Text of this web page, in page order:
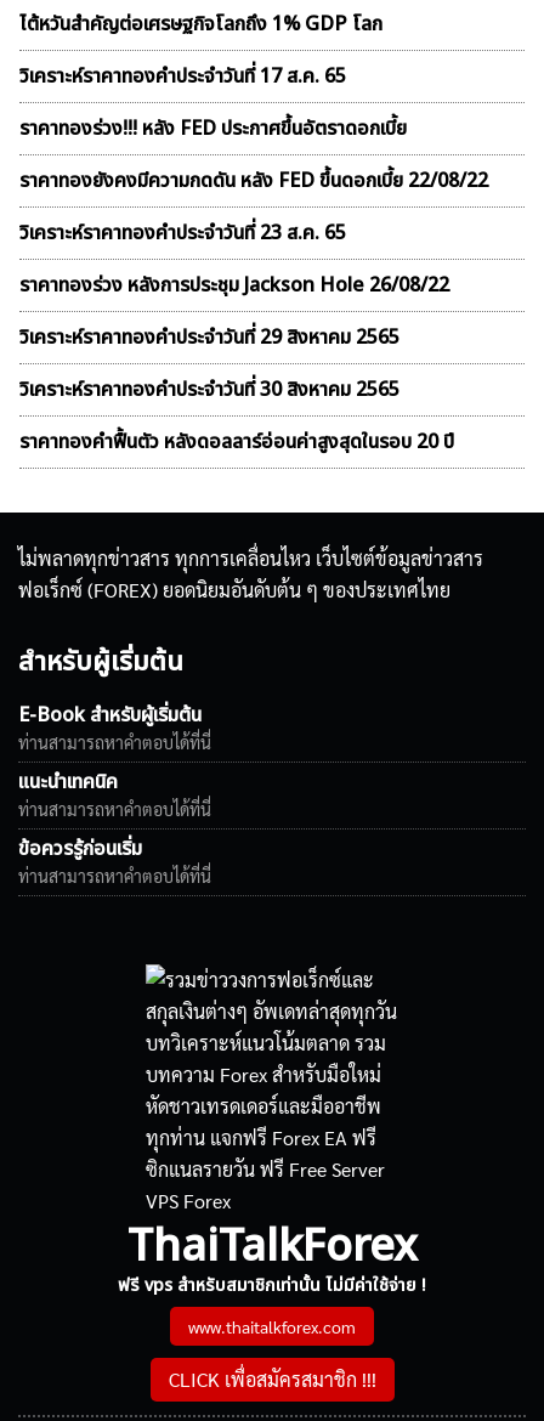
ไต้หวันสำคัญต่อเศรษฐกิจโลกถึง 1% GDP โลก
วิเคราะห์ราคาทองคําประจำวันที่ 17 ส.ค. 65
ราคาทองร่วง!!! หลัง FED ประกาศขึ้นอัตราดอกเบี้ย
ราคาทองยังคงมีความกดดัน หลัง FED ขึ้นดอกเบี้ย 22/08/22
วิเคราะห์ราคาทองคําประจำวันที่ 23 ส.ค. 65
ราคาทองร่วง หลังการประชุม Jackson Hole 26/08/22
วิเคราะห์ราคาทองคําประจำวันที่ 29 สิงหาคม 2565
วิเคราะห์ราคาทองคําประจำวันที่ 30 สิงหาคม 2565
ราคาทองคำฟื้นตัว หลังดอลลาร์อ่อนค่าสูงสุดในรอบ 20 ปี
ไม่พลาดทุกข่าวสาร ทุกการเคลื่อนไหว เว็บไซต์ข้อมูลข่าวสาร
ฟอเร็กซ์ (FOREX) ยอดนิยมอันดับต้น ๆ ของประเทศไทย
สำหรับผู้เริ่มต้น
E-Book สำหรับผู้เริ่มต้น
ท่านสามารถหาคำตอบได้ที่นี่
แนะนำเทคนิค
ท่านสามารถหาคำตอบได้ที่นี่
ข้อควรรู้ก่อนเริ่ม
ท่านสามารถหาคำตอบได้ที่นี่
ThaiTalkForex
ฟรี vps สำหรับสมาชิกเท่านั้น ไม่มีค่าใช้จ่าย !
www.thaitalkforex.com
CLICK เพื่อสมัครสมาชิก !!!